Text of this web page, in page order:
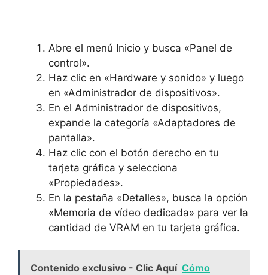
Abre el menú Inicio y busca «Panel de
control».
Haz clic en «Hardware y sonido» y luego
en «Administrador de dispositivos».
En el Administrador de dispositivos,
expande la categoría «Adaptadores de
pantalla».
Haz clic con el botón derecho en tu
tarjeta gráfica y selecciona
«Propiedades».
En la pestaña «Detalles», busca la opción
«Memoria de vídeo dedicada» para ver la
cantidad de VRAM en tu tarjeta gráfica.
Contenido exclusivo - Clic Aquí Cómo